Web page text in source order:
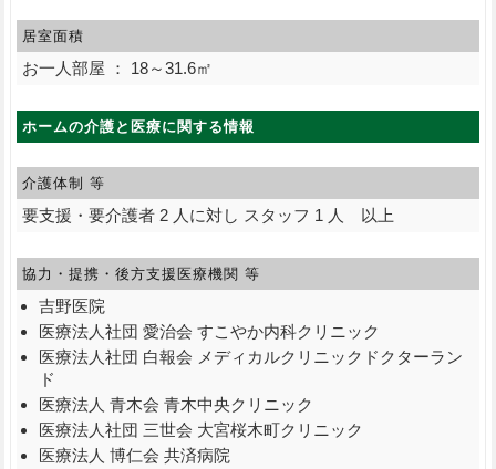
居室面積
お一人部屋 ： 18～31.6㎡
ホームの介護と医療に関する情報
介護体制 等
要支援・要介護者 2 人に対し スタッフ 1 人 以上
協力・提携・後方支援 医療機関 等
吉野医院
医療法人社団 愛治会 すこやか内科クリニック
医療法人社団 白報会 メディカルクリニックドクターラン
ド
医療法人 青木会 青木中央クリニック
医療法人社団 三世会 大宮桜木町クリニック
医療法人 博仁会 共済病院